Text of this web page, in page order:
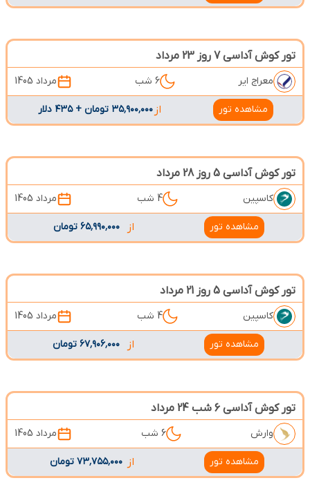
تور کوش آداسی 7 روز 23 مرداد
معراج ایر 6 شب مرداد 1405
مشاهده تور از۳۵٬۹۰۰٬۰۰۰ تومان + ۴۳۵ دلار
تور کوش آداسی 5 روز 28 مرداد
کاسپین 4 شب مرداد 1405
مشاهده تور از ۶۵٬۹۹۰٬۰۰۰ تومان
تور کوش آداسی 5 روز 21 مرداد
کاسپین 4 شب مرداد 1405
مشاهده تور از ۶۷٬۹۰۶٬۰۰۰ تومان
تور کوش آداسی 6 شب 24 مرداد
وارش 6 شب مرداد 1405
مشاهده تور از ۷۳٬۷۵۵٬۰۰۰ تومان